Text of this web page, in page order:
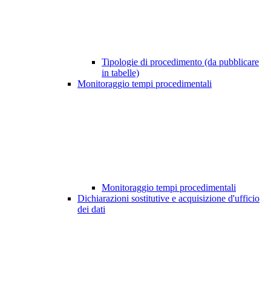
Tipologie di procedimento (da pubblicare
in tabelle)
Monitoraggio tempi procedimentali
Monitoraggio tempi procedimentali
Dichiarazioni sostitutive e acquisizione d'ufficio
dei dati